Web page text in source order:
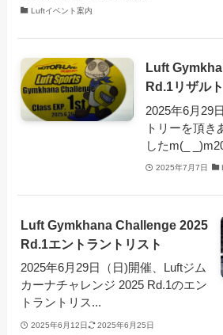
Luftイベント案内
Luft
Rd.1リザルト
2025年6月29
トリーを頂き
したm(_
2025年7月7日
Luft Gymkhana Challenge 2025
Rd.1エントラントリスト
2025年6月29日（日)開催、Luftジム
カーナチャレンジ 2025 Rd.1のエン
トラントリス...
2025年6月12日
2025年6月25日